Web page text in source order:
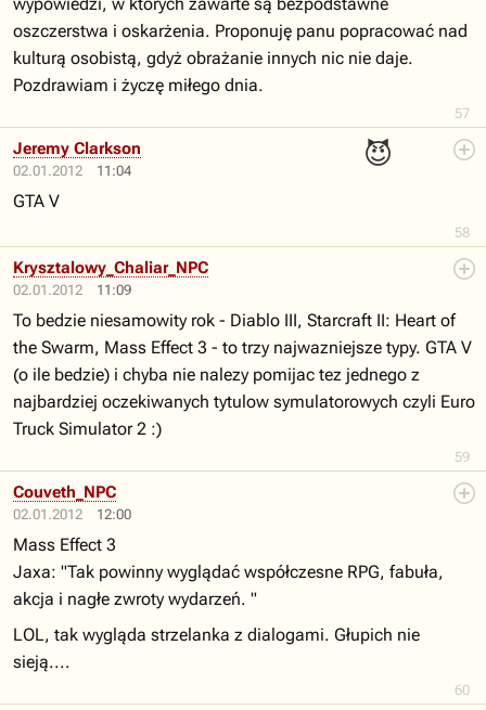
57
oszczerstwa i oskarżenia. Proponuję panu popracować nad
kulturą osobistą, gdyż obrażanie innych nic nie daje.
Pozdrawiam i życzę miłego dnia.
02.01.2012 11:04
😈
58
Jeremy Clarkson
GTA V
02.01.2012 11:09
59
Krysztalowy_Chaliar_NPC
To bedzie niesamowity rok - Diablo III, Starcraft II: Heart of
the Swarm, Mass Effect 3 - to trzy najwazniejsze typy. GTA V
(o ile bedzie) i chyba nie nalezy pomijac tez jednego z
najbardziej oczekiwanych tytulow symulatorowych czyli Euro
Truck Simulator 2 :)
02.01.2012 12:00
60
Couveth_NPC
Mass Effect 3
Jaxa: "Tak powinny wyglądać współczesne RPG, fabuła,
akcja i nagłe zwroty wydarzeń. "
LOL, tak wygląda strzelanka z dialogami. Głupich nie
sieją....